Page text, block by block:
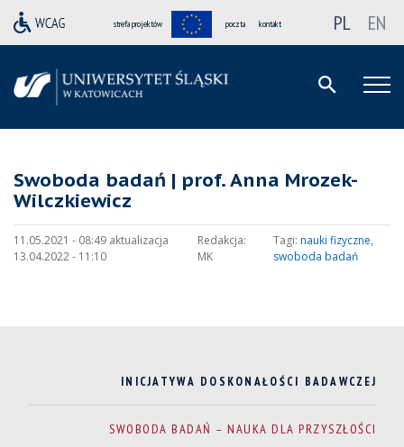
strefa projektów poczta kontakt PL EN
Swoboda badań | prof. Anna Mrozek-
Wilczkiewicz
11.05.2021 - 08:49 aktualizacja
13.04.2022 - 11:10
Redakcja:
MK
Tagi: nauki fizyczne,
swoboda badań
INICJATYWA DOSKONAŁOŚCI BADAWCZEJ
SWOBODA BADAŃ – NAUKA DLA PRZYSZŁOŚCI